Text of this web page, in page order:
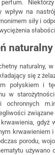
wpływ na
siły i
naturalny
naturalny,
się z
połyskiem i
w
ochronnych
związane
gdyż
krwawieniem
porodu,
używano